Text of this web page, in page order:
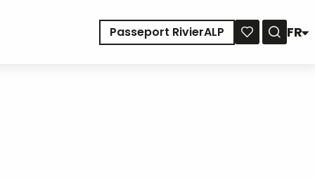
Passeport RivierALP
FR